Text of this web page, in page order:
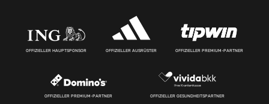
OFFIZIELLER HAUPTSPONSOR OFFIZIELLER AUSRÜSTER OFFIZIELLER PREMIUM-PARTNER
OFFIZIELLER PREMIUM-PARTNER OFFIZIELLER GESUNDHEITSPARTNER